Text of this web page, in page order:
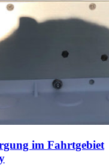
im Fahrtgebiet